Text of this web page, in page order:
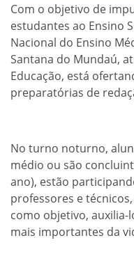
Com o objetivo de
estudantes ao Ensino
Nacional do Ensino
Santana do Mundaú,
Educação, está
preparatórias de
No turno noturno,
médio ou são
ano), estão
professores e
como objetivo, auxilia-
mais importantes da